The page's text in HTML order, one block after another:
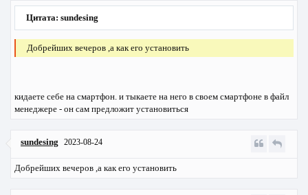
Цитата: sundesing
Добрейших вечеров ,а как его установить
кидаете себе на смартфон. и тыкаете на него в своем смартфоне в файл
менеджере - он сам предложит установиться
sundesing 2023-08-24
Добрейших вечеров ,а как его установить